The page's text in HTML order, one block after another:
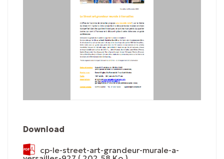
Download
cp-le-street-art-grandeur-murale-a-